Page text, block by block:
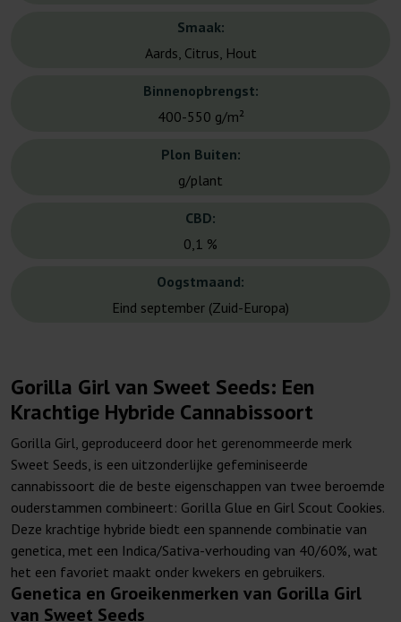
Smaak:
Aards, Citrus, Hout
Binnenopbrengst:
400-550 g/m²
Plon Buiten:
g/plant
CBD:
0,1 %
Oogstmaand:
Eind september (Zuid-Europa)
Gorilla Girl van Sweet Seeds: Een
Krachtige Hybride Cannabissoort
Gorilla Girl, geproduceerd door het gerenommeerde merk
Sweet Seeds, is een uitzonderlijke gefeminiseerde
cannabissoort die de beste eigenschappen van twee beroemde
ouderstammen combineert: Gorilla Glue en Girl Scout Cookies.
Deze krachtige hybride biedt een spannende combinatie van
genetica, met een Indica/Sativa-verhouding van 40/60%, wat
het een favoriet maakt onder kwekers en gebruikers.
Genetica en Groeikenmerken van Gorilla Girl
van Sweet Seeds